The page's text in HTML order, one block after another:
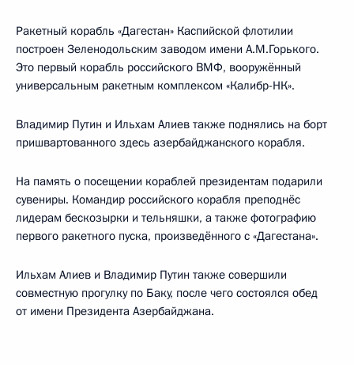
Ракетный корабль «Дагестан» Каспийской флотилии
построен Зеленодольским заводом имени А.М.Горького.
Это первый корабль российского ВМФ, вооружённый
универсальным ракетным комплексом «Калибр-НК».
Владимир Путин и Ильхам Алиев также поднялись на борт
пришвартованного здесь азербайджанского корабля.
На память о посещении кораблей президентам подарили
сувениры. Командир российского корабля преподнёс
лидерам бескозырки и тельняшки, а также фотографию
первого ракетного пуска, произведённого с «Дагестана».
Ильхам Алиев и Владимир Путин также совершили
совместную прогулку по Баку, после чего состоялся обед
от имени Президента Азербайджана.